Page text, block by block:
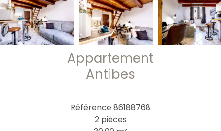
Appartement
Antibes
Référence 86188768
2 pièces